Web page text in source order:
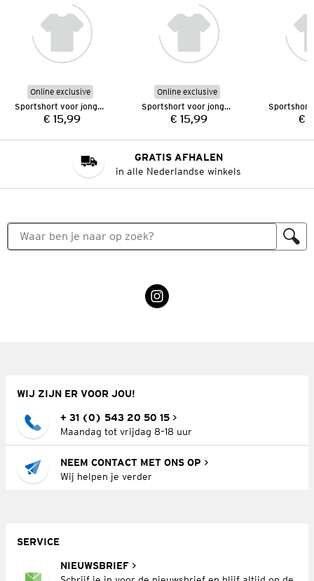
Online exclusive
Sportshort voor jongens
Prijs:
€ 15,99
Online exclusive
Sportshort voor jongens
Prijs:
€ 15,99 €
GRATIS AFHALEN
in alle Nederlandse winkels
WIJ ZIJN ER VOOR JOU!
+ 31 (0) 543 20 50 15
Maandag tot vrijdag 8–18 uur
NEEM CONTACT MET ONS OP
Wij helpen je verder
SERVICE
NIEUWSBRIEF